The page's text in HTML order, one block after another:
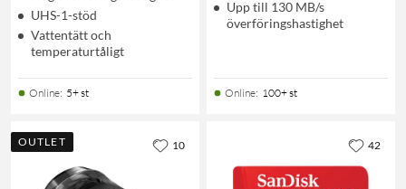
UHS-1-stöd
Vattentätt och
temperaturtåligt
Online: 5+ st
Upp till 130 MB/s
överföringshastighet
Online: 100+ st
OUTLET 10 42